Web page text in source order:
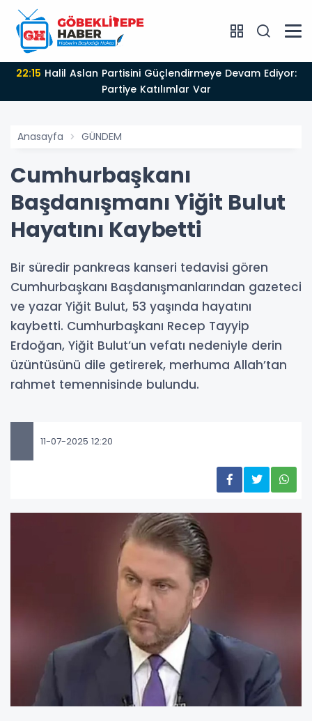
22:15
Partiye Katılımlar Var
Anasayfa GÜNDEM
Cumhurbaşkanı
Başdanışmanı Yiğit Bulut
Hayatını Kaybetti
Bir süredir pankreas kanseri tedavisi gören
Cumhurbaşkanı Başdanışmanlarından gazeteci
ve yazar Yiğit Bulut, 53 yaşında hayatını
kaybetti. Cumhurbaşkanı Recep Tayyip
Erdoğan, Yiğit Bulut’un vefatı nedeniyle derin
üzüntüsünü dile getirerek, merhuma Allah’tan
rahmet temennisinde bulundu.
11-07-2025 12:20